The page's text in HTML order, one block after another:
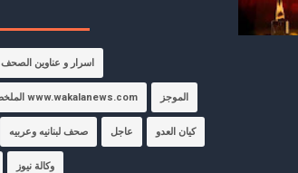
اسرار و عناوين الصحف
الملخص اليومي-وكالة نيوز www.wakalanews.com الموجز
صحف لبنانيه وعربيه عاجل كيان العدو
وكالة نيوز